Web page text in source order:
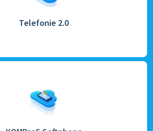
Telefonie 2.0